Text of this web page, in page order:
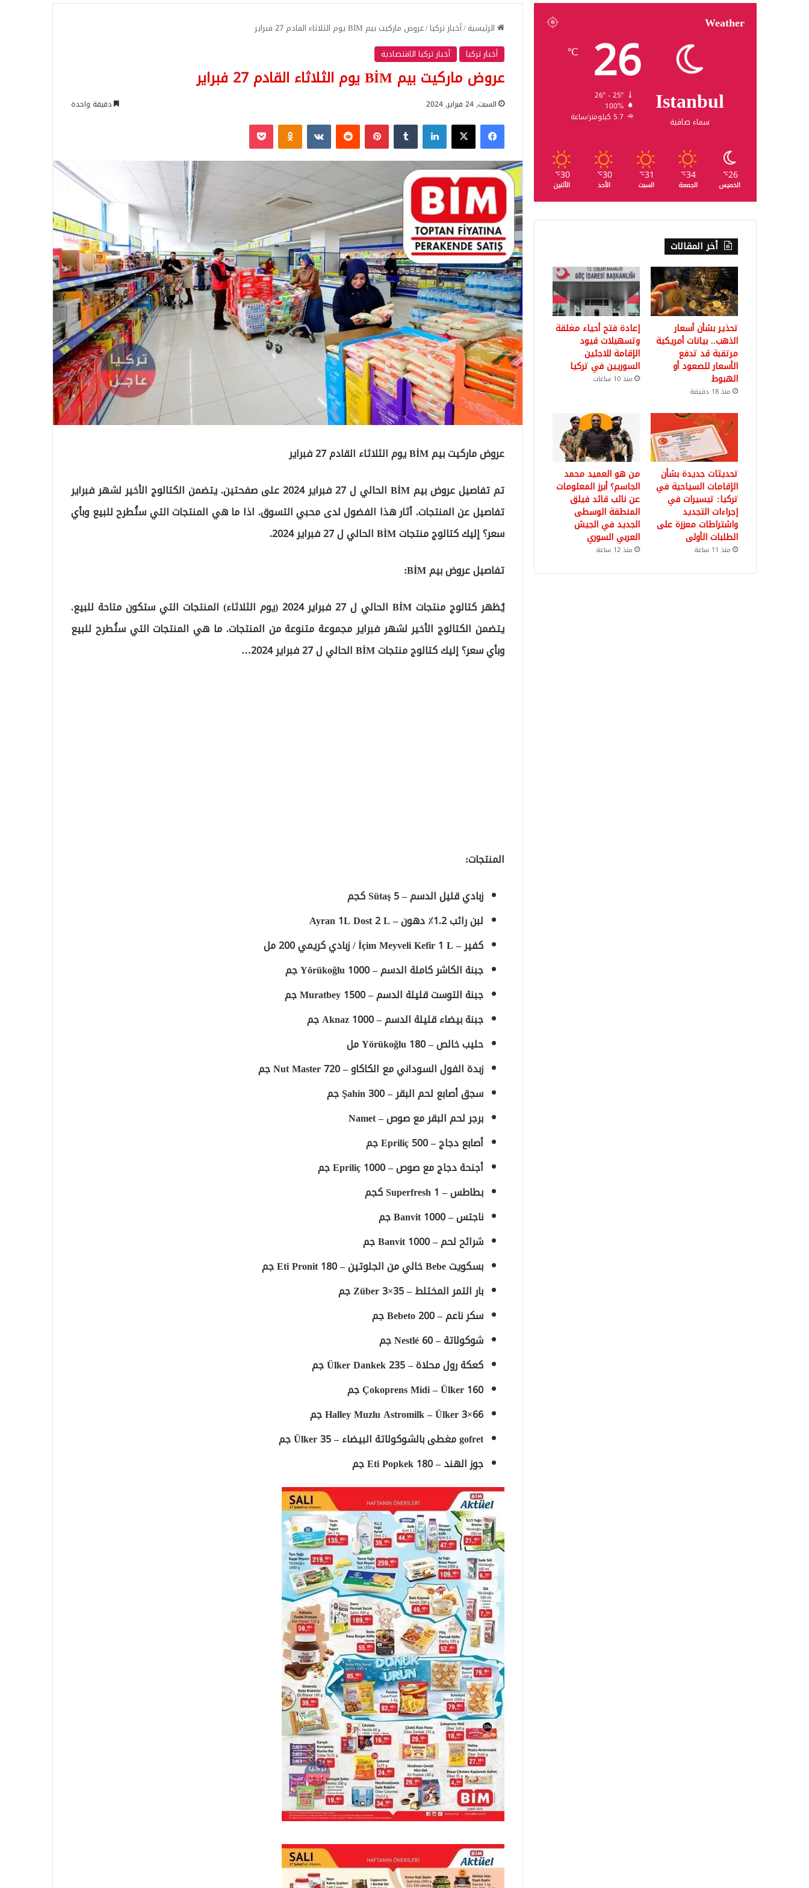
الرئيسية/أخبار تركيا/عروض ماركيت بيم BİM يوم الثلاثاء القادم 27 فبراير
أخبار تركيا
أخبار تركيا الاقتصادية
عروض ماركيت بيم BİM يوم الثلاثاء القادم 27 فبراير
السبت, 24 فبراير, 2024 دقيقة واحدة
فيسبوك‫X لينكدإن بينتيريست Odnoklassniki
‫Pocket
عروض ماركيت بيم BİM يوم الثلاثاء القادم 27 فبراير
تم تفاصيل عروض بيم BİM الحالي ل 27 فبراير 2024 على صفحتين. يتضمن الكتالوج الأخير لشهر فبراير
تفاصيل عن المنتجات. أثار هذا الفضول لدى محبي التسوق. اذا ما هي المنتجات التي ستُطرح للبيع وبأي
سعر؟ إليك كتالوج منتجات BİM الحالي ل 27 فبراير 2024.
تفاصيل عروض بيم BİM:
يُظهر كتالوج منتجات BİM الحالي ل 27 فبراير 2024 (يوم الثلاثاء) المنتجات التي ستكون متاحة للبيع.
يتضمن الكتالوج الأخير لشهر فبراير مجموعة متنوعة من المنتجات. ما هي المنتجات التي ستُطرح للبيع
وبأي سعر؟ إليك كتالوج منتجات BİM الحالي ل 27 فبراير 2024…
المنتجات:
زبادي قليل الدسم – Sütaş 5 كجم
لبن رائب 1.2٪ دهون – Ayran 1L Dost 2 L
كفير – İçim Meyveli Kefir 1 L / زبادي كريمي 200 مل
جبنة الكاشر كاملة الدسم – Yörükoğlu 1000 جم
جبنة التوست قليلة الدسم – Muratbey 1500 جم
جبنة بيضاء قليلة الدسم – Aknaz 1000 جم
حليب خالص – Yörükoğlu 180 مل
زبدة الفول السوداني مع الكاكاو – Nut Master 720 جم
سجق أصابع لحم البقر – Şahin 300 جم
برجر لحم البقر مع صوص – Namet
أصابع دجاج – Epriliç 500 جم
أجنحة دجاج مع صوص – Epriliç 1000 جم
بطاطس – Superfresh 1 كجم
ناجتس – Banvit 1000 جم
شرائح لحم – Banvit 1000 جم
بسكويت Bebe خالي من الجلوتين – Eti Pronit 180 جم
بار التمر المختلط – Züber 3×35 جم
سكر ناعم – Bebeto 200 جم
شوكولاتة – Nestlé 60 جم
كعكة رول محلاة – Ülker Dankek 235 جم
Çokoprens Midi – Ülker 160 جم
Halley Muzlu Astromilk – Ülker 3×66 جم
gofret مغطى بالشوكولاتة البيضاء – Ülker 35 جم
جوز الهند – Eti Popkek 180 جم
Weather
Istanbul
سماء صافية
26
℃
26º - 25º
100%
5.7 كيلومتر/ساعة
26
℃
الخميس
34
℃
الجمعة
31
℃
السبت
30
℃
الأحد
30
℃
الأثنين
أخر المقالات
تحذير بشأن أسعار
الذهب.. بيانات أمريكية
مرتقبة قد تدفع
الأسعار للصعود أو
الهبوط
منذ 18 دقيقة
إعادة فتح أحياء مغلقة
وتسهيلات قيود
الإقامة للاجئين
السوريين في تركيا
منذ 10 ساعات
تحديثات جديدة بشأن
الإقامات السياحية في
تركيا: تيسيرات في
إجراءات التجديد
واشتراطات معززة على
الطلبات الأولى
منذ 11 ساعة
من هو العميد محمد
الجاسم؟ أبرز المعلومات
عن نائب قائد فيلق
المنطقة الوسطى
الجديد في الجيش
العربي السوري
منذ 12 ساعة